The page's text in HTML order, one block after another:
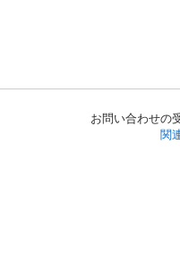
お問い合わせの
関